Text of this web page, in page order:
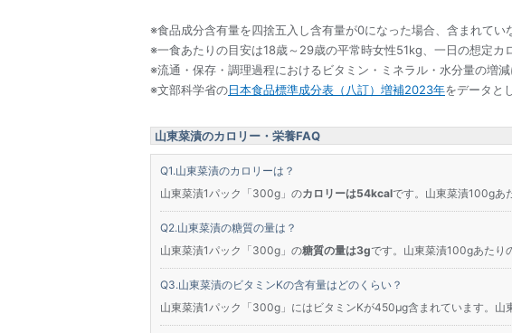
※食品成分含有量を四捨五入し含有量が0になった場合、含まれてい
※一食あたりの目安は18歳～29歳の平常時女性51kg、一日の想定カ
※流通・保存・調理過程におけるビタミン・ミネラル・水分量の増減
※文部科学省の日本食品標準成分表（八訂）増補2023年をデータと
山東菜漬のカロリー・栄養FAQ
山東菜漬のカロリーは？
山東菜漬1パック「300g」のカロリーは54kcalです。山東菜漬100gあ
山東菜漬の糖質の量は？
山東菜漬1パック「300g」の糖質の量は3gです。山東菜漬100gあたり
山東菜漬のビタミンKの含有量はどのくらい？
山東菜漬1パック「300g」にはビタミンKが450μg含まれています。山